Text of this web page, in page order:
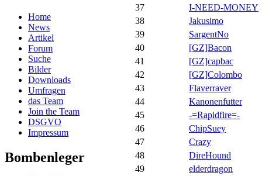
Home
News
Artikel
Forum
Suche
Bilder
Downloads
Umfragen
das Team
Join the Team
DSGVO
Impressum
Bombenleger
37
I-NEED-MONEY
38
Jakusimo
39
SargentNo
40
[GZ]Bacon
41
[GZ]capbac
42
[GZ]Colombo
43
Flaverraver
44
Kanonenfutter
45
-=Rapidfire=-
46
ChipSuey
47
Crazy
48
DireHound
49
elderdragon